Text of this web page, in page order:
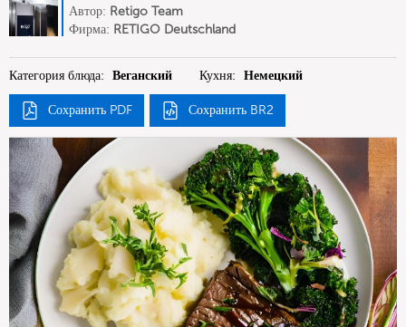
Автор: Retigo Team
Deutschland
Фирма: RETIGO Deutschland
Категория блюда: Веганский Кухня: Немецкий
Сохранить PDF Сохранить BR2